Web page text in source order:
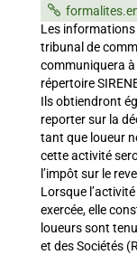
Les
tribunal de
communiquera à
répertoire
Ils obtiendront
reporter sur la
tant que loueur
cette activité
l’impôt sur le
Lorsque
exercée, elle
loueurs sont
et des Sociétés